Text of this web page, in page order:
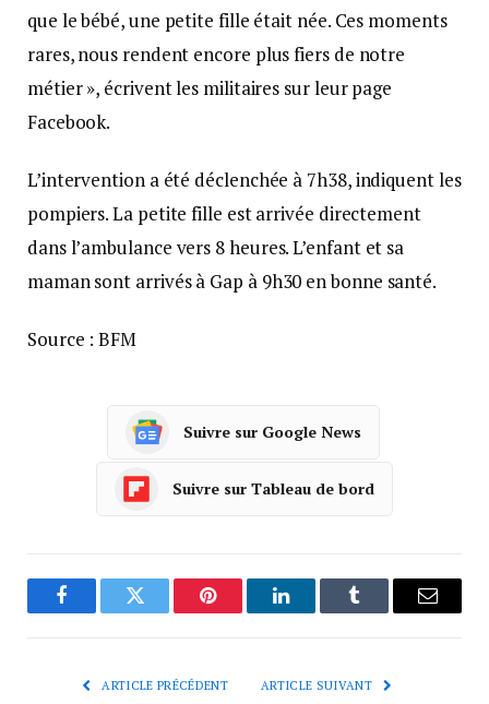
que le bébé, une petite fille était née. Ces moments
rares, nous rendent encore plus fiers de notre
métier », écrivent les militaires sur leur page
Facebook.
L’intervention a été déclenchée à 7h38, indiquent les
pompiers. La petite fille est arrivée directement
dans l’ambulance vers 8 heures. L’enfant et sa
maman sont arrivés à Gap à 9h30 en bonne santé.
Source : BFM
Suivre sur Google News
Suivre sur Tableau de bord
FacebookTwitter Pinterest LinkedInTumblr
ARTICLE PRÉCÉDENT ARTICLE SUIVANT